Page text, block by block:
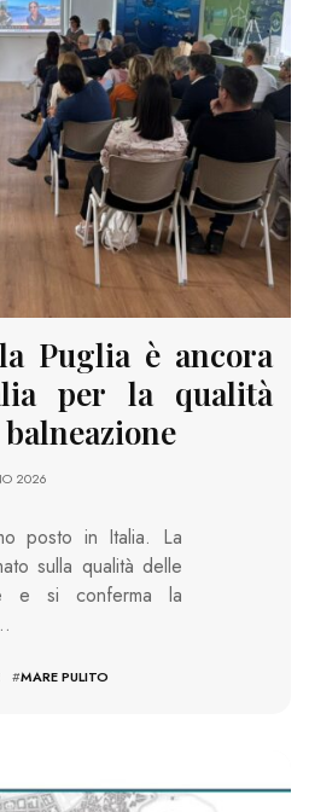
Puglia è ancora
per la qualità
2026
posto in Italia. La
sulla qualità delle
e si conferma la
#MARE PULITO